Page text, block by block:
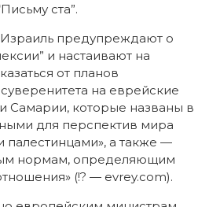
ста”.
предупреждают о
и настаивают на
от планов
на еврейские
Самарии, которые названы в
для перспектив мира
а также —
нормам, определяющим
(!? — evrey.com).